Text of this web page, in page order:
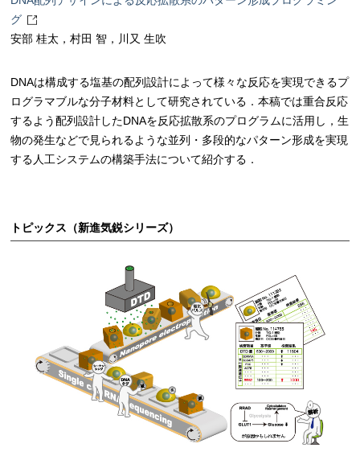
グ
安部 桂太，村田 智，川又 生吹
DNAは構成する塩基の配列設計によって様々な反応を実現できるプ
ログラマブルな分子材料として研究されている．本稿では重合反応
するよう配列設計したDNAを反応拡散系のプログラムに活用し，生
物の発生などで見られるような並列・多段的なパターン形成を実現
する人工システムの構築手法について紹介する．
トピックス（新進気鋭シリーズ）